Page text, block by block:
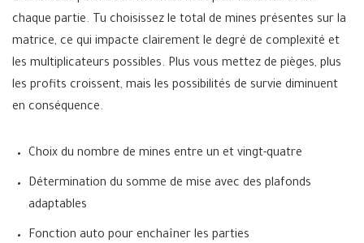
chaque partie. Tu choisissez le total de mines présentes sur la
matrice, ce qui impacte clairement le degré de complexité et
les multiplicateurs possibles. Plus vous mettez de pièges, plus
les profits croissent, mais les possibilités de survie diminuent
en conséquence.
Choix du nombre de mines entre un et vingt-quatre
Détermination du somme de mise avec des plafonds
adaptables
Fonction auto pour enchaîner les parties